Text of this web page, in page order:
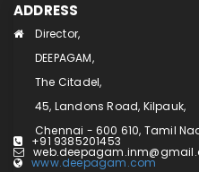
ADDRESS
Director,
DEEPAGAM,
The Citadel,
45, Landons Road, Kilpauk,
Chennai - 600 610, Tamil
+91 9385201453
www.deepagam.com